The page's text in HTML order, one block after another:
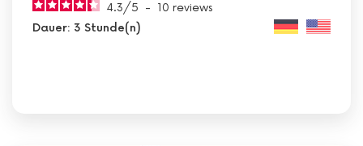
4.3/5 - 10 reviews
Dauer: 3 Stunde(n)